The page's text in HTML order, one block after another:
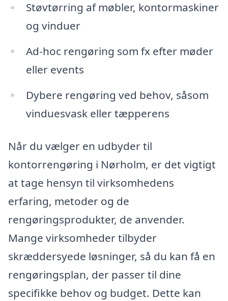
Støvtørring af møbler, kontormaskiner
og vinduer
Ad-hoc rengøring som fx efter møder
eller events
Dybere rengøring ved behov, såsom
vinduesvask eller tæpperens
Når du vælger en udbyder til
kontorrengøring i Nørholm, er det vigtigt
at tage hensyn til virksomhedens
erfaring, metoder og de
rengøringsprodukter, de anvender.
Mange virksomheder tilbyder
skræddersyede løsninger, så du kan få en
rengøringsplan, der passer til dine
specifikke behov og budget. Dette kan